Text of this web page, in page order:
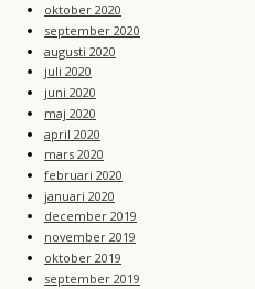
oktober 2020
september 2020
augusti 2020
juli 2020
juni 2020
maj 2020
april 2020
mars 2020
februari 2020
januari 2020
december 2019
november 2019
oktober 2019
september 2019